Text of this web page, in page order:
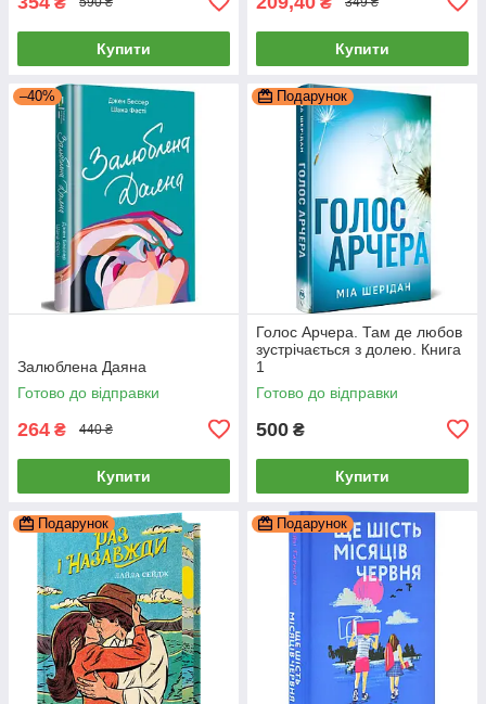
Купити Купити
–40%
Залюблена Даяна
Готово до відправки
264 ₴ 440 ₴
Купити
Подарунок
Голос Арчера. Там де любов
зустрічається з долею. Книга
1
Готово до відправки
500 ₴
Купити
Подарунок Подарунок